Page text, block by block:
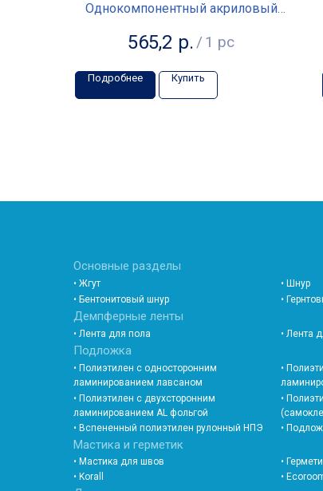
Однокомпонентный акриловый
565,2 р. / 1 pc
Подробнее Купить
Основные разделы
• Жгут • Шнур
• Бентонитовый шнур
•
Демпферные ленты
• Лента для пола • Лента
Подложка
• Полиэтилен с односторонним
ламинированием лавсаном
•
• Полиэтилен с двухсторонним
ламинированием AL фольгой
•
• Вспененный полиэтилен рулонный НПЭ •
Мастика и герметик
• Мастика для швов •
• Korall
•